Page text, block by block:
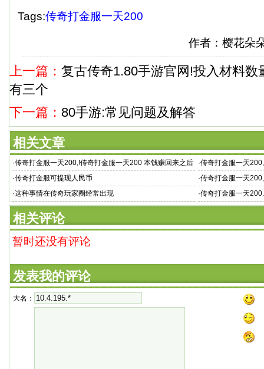
Tags:传奇打金服一天200
作者：樱花朵
上一篇： 复古传奇1.80手游官网!投入材料数
有三个
下一篇： 80手游:常见问题及解答
相关文章
·传奇打金服一天200,!传奇打金服一天200 本钱赚回来之后
同时还能赚点
·传奇打金服一天
现人民币是真
·传奇打金服可提现人民币 ·传奇打金服一天
服最新传
·这种事情在传奇玩家圈经常出现 ·传奇打金服一天
奇】 大家是不是好
相关评论
暂时还没有评论
发表我的评论
大名：